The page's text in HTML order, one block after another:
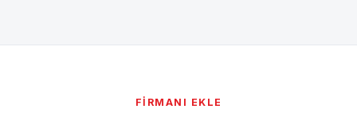
FIRMANI EKLE